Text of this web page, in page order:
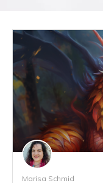
Marisa Schmid